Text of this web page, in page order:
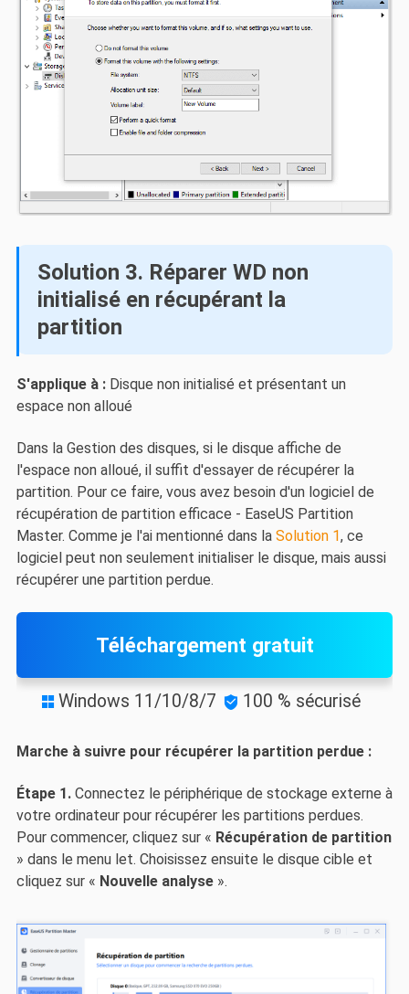
Solution 3. Réparer WD non
initialisé en récupérant la
partition
S'applique à : Disque non initialisé et présentant un
espace non alloué
Dans la Gestion des disques, si le disque affiche de
l'espace non alloué, il suffit d'essayer de récupérer la
partition. Pour ce faire, vous avez besoin d'un logiciel de
récupération de partition efficace - EaseUS Partition
Master. Comme je l'ai mentionné dans la Solution 1, ce
logiciel peut non seulement initialiser le disque, mais aussi
récupérer une partition perdue.
Téléchargement gratuit
 Windows 11/10/8/7  100 % sécurisé
Marche à suivre pour récupérer la partition perdue :
Étape 1.Connectez le périphérique de stockage externe à
votre ordinateur pour récupérer les partitions perdues.
Pour commencer, cliquez sur « Récupération de partition
» dans le menu let. Choisissez ensuite le disque cible et
cliquez sur « Nouvelle analyse ».